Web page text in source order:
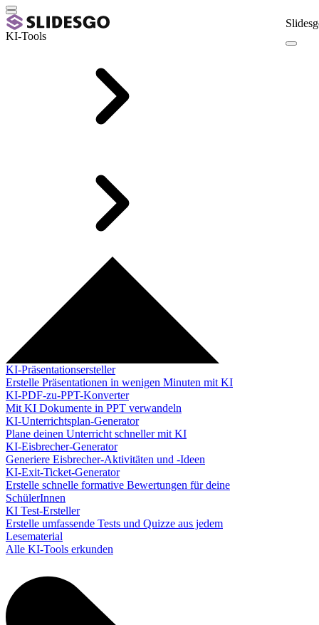
KI-Tools
KI-Präsentationsersteller
Erstelle Präsentationen in wenigen Minuten mit KI
KI-PDF-zu-PPT-Konverter
Mit KI Dokumente in PPT verwandeln
KI-Unterrichtsplan-Generator
Plane deinen Unterricht schneller mit KI
KI-Eisbrecher-Generator
Generiere Eisbrecher-Aktivitäten und -Ideen
KI-Exit-Ticket-Generator
Erstelle schnelle formative Bewertungen für deine
SchülerInnen
KI Test-Ersteller
Erstelle umfassende Tests und Quizze aus jedem
Lesematerial
Alle KI-Tools erkunden